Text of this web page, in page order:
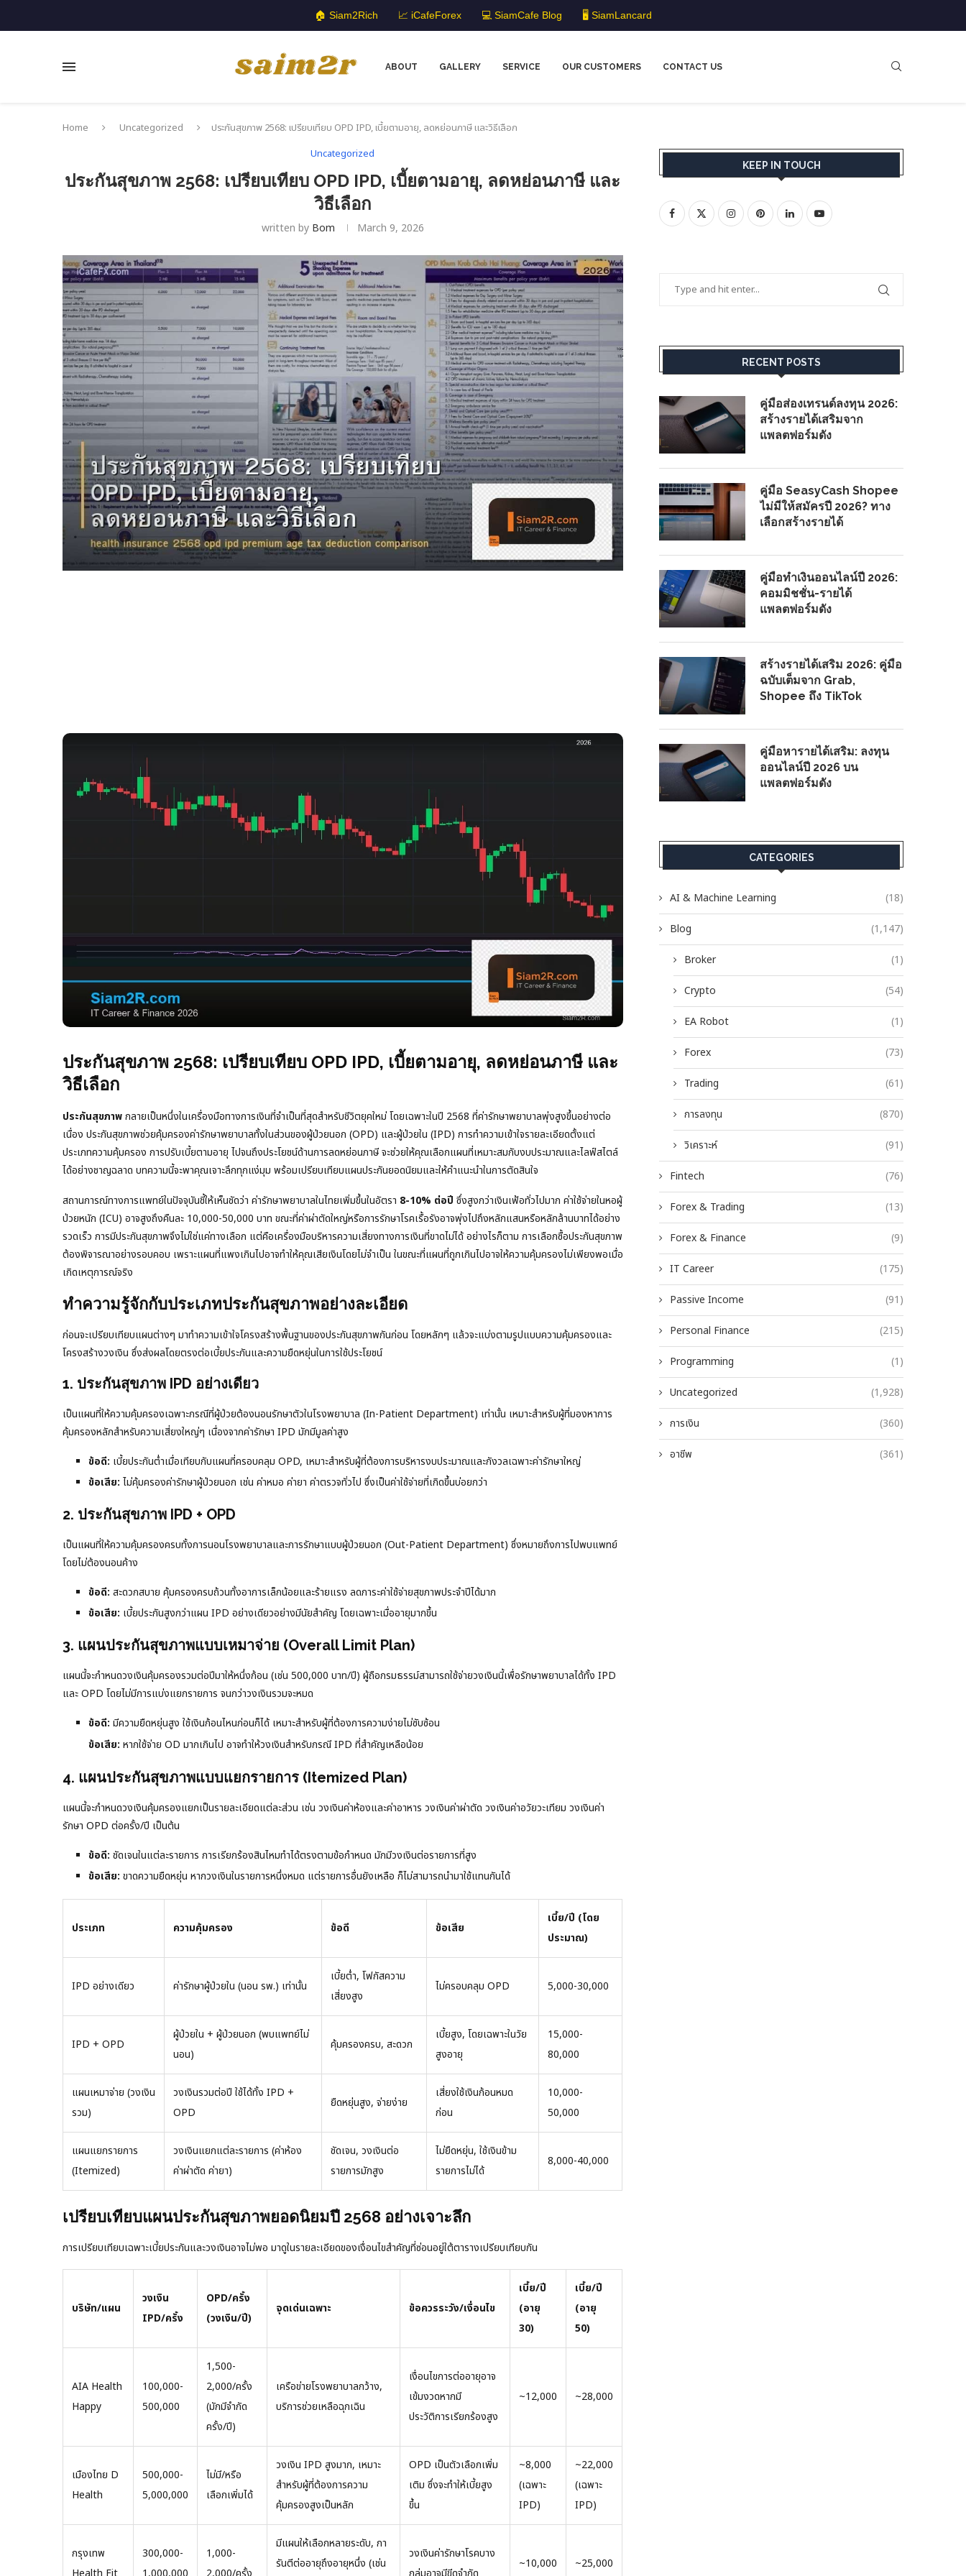
🏠 Siam2Rich 📈 iCafeForex 💻 SiamCafe Blog 🖥️ SiamLancard
ABOUT GALLERY SERVICE OUR CUSTOMERS CONTACT US
Home Uncategorized
ประกันสุขภาพ 2568: เปรียบเทียบ OPD IPD, เบี้ยตามอายุ, ลดหย่อนภาษี และวิธีเลือก
Uncategorized
ประกันสุขภาพ 2568: เปรียบเทียบ OPD IPD, เบี้ยตามอายุ, ลดหย่อนภาษี และ
วิธีเลือก
written by Bom March 9, 2026
ประกันสุขภาพ 2568: เปรียบเทียบ OPD IPD, เบี้ยตามอายุ, ลดหย่อนภาษี และ
วิธีเลือก
ประกันสุขภาพกลายเป็นหนึ่งในเครื่องมือทางการเงินที่จำเป็นที่สุดสำหรับชีวิตยุคใหม่ โดยเฉพาะในปี 2568 ที่ค่ารักษาพยาบาลพุ่งสูงขึ้นอย่างต่อ
เนื่อง ประกันสุขภาพช่วยคุ้มครองค่ารักษาพยาบาลทั้งในส่วนของผู้ป่วยนอก (OPD) และผู้ป่วยใน (IPD) การทำความเข้าใจรายละเอียดตั้งแต่
ประเภทความคุ้มครอง การปรับเบี้ยตามอายุ ไปจนถึงประโยชน์ด้านการลดหย่อนภาษี จะช่วยให้คุณเลือกแผนที่เหมาะสมกับงบประมาณและไลฟ์สไตล์
ได้อย่างชาญฉลาด บทความนี้จะพาคุณเจาะลึกทุกแง่มุม พร้อมเปรียบเทียบแผนประกันยอดนิยมและให้คำแนะนำในการตัดสินใจ
สถานการณ์ทางการแพทย์ในปัจจุบันชี้ให้เห็นชัดว่า ค่ารักษาพยาบาลในไทยเพิ่มขึ้นในอัตรา 8-10% ต่อปี ซึ่งสูงกว่าเงินเฟ้อทั่วไปมาก ค่าใช้จ่ายในหอผู้
ป่วยหนัก (ICU) อาจสูงถึงคืนละ 10,000-50,000 บาท ขณะที่ค่าผ่าตัดใหญ่หรือการรักษาโรคเรื้อรังอาจพุ่งไปถึงหลักแสนหรือหลักล้านบาทได้อย่าง
รวดเร็ว การมีประกันสุขภาพจึงไม่ใช่แค่ทางเลือก แต่คือเครื่องมือบริหารความเสี่ยงทางการเงินที่ขาดไม่ได้ อย่างไรก็ตาม การเลือกซื้อประกันสุขภาพ
ต้องพิจารณาอย่างรอบคอบ เพราะแผนที่แพงเกินไปอาจทำให้คุณเสียเงินโดยไม่จำเป็น ในขณะที่แผนที่ถูกเกินไปอาจให้ความคุ้มครองไม่เพียงพอเมื่อ
เกิดเหตุการณ์จริง
ทำความรู้จักกับประเภทประกันสุขภาพอย่างละเอียด
ก่อนจะเปรียบเทียบแผนต่างๆ มาทำความเข้าใจโครงสร้างพื้นฐานของประกันสุขภาพกันก่อน โดยหลักๆ แล้วจะแบ่งตามรูปแบบความคุ้มครองและ
โครงสร้างวงเงิน ซึ่งส่งผลโดยตรงต่อเบี้ยประกันและความยืดหยุ่นในการใช้ประโยชน์
1. ประกันสุขภาพ IPD อย่างเดียว
เป็นแผนที่ให้ความคุ้มครองเฉพาะกรณีที่ผู้ป่วยต้องนอนรักษาตัวในโรงพยาบาล (In-Patient Department) เท่านั้น เหมาะสำหรับผู้ที่มองหาการ
คุ้มครองหลักสำหรับความเสี่ยงใหญ่ๆ เนื่องจากค่ารักษา IPD มักมีมูลค่าสูง
ข้อดี: เบี้ยประกันต่ำเมื่อเทียบกับแผนที่ครอบคลุม OPD, เหมาะสำหรับผู้ที่ต้องการบริหารงบประมาณและกังวลเฉพาะค่ารักษาใหญ่
ข้อเสีย: ไม่คุ้มครองค่ารักษาผู้ป่วยนอก เช่น ค่าหมอ ค่ายา ค่าตรวจทั่วไป ซึ่งเป็นค่าใช้จ่ายที่เกิดขึ้นบ่อยกว่า
2. ประกันสุขภาพ IPD + OPD
เป็นแผนที่ให้ความคุ้มครองครบทั้งการนอนโรงพยาบาลและการรักษาแบบผู้ป่วยนอก (Out-Patient Department) ซึ่งหมายถึงการไปพบแพทย์
โดยไม่ต้องนอนค้าง
ข้อดี: สะดวกสบาย คุ้มครองครบถ้วนทั้งอาการเล็กน้อยและร้ายแรง ลดภาระค่าใช้จ่ายสุขภาพประจำปีได้มาก
ข้อเสีย: เบี้ยประกันสูงกว่าแผน IPD อย่างเดียวอย่างมีนัยสำคัญ โดยเฉพาะเมื่ออายุมากขึ้น
3. แผนประกันสุขภาพแบบเหมาจ่าย (Overall Limit Plan)
แผนนี้จะกำหนดวงเงินคุ้มครองรวมต่อปีมาให้หนึ่งก้อน (เช่น 500,000 บาท/ปี) ผู้ถือกรมธรรม์สามารถใช้จ่ายวงเงินนี้เพื่อรักษาพยาบาลได้ทั้ง IPD
และ OPD โดยไม่มีการแบ่งแยกรายการ จนกว่าวงเงินรวมจะหมด
ข้อดี: มีความยืดหยุ่นสูง ใช้เงินก้อนไหนก่อนก็ได้ เหมาะสำหรับผู้ที่ต้องการความง่ายไม่ซับซ้อน
ข้อเสีย: หากใช้จ่าย OD มากเกินไป อาจทำให้วงเงินสำหรับกรณี IPD ที่สำคัญเหลือน้อย
4. แผนประกันสุขภาพแบบแยกรายการ (Itemized Plan)
แผนนี้จะกำหนดวงเงินคุ้มครองแยกเป็นรายละเอียดแต่ละส่วน เช่น วงเงินค่าห้องและค่าอาหาร วงเงินค่าผ่าตัด วงเงินค่าอวัยวะเทียม วงเงินค่า
รักษา OPD ต่อครั้ง/ปี เป็นต้น
ข้อดี: ชัดเจนในแต่ละรายการ การเรียกร้องสินไหมทำได้ตรงตามข้อกำหนด มักมีวงเงินต่อรายการที่สูง
ข้อเสีย: ขาดความยืดหยุ่น หากวงเงินในรายการหนึ่งหมด แต่รายการอื่นยังเหลือ ก็ไม่สามารถนำมาใช้แทนกันได้
ประเภท ความคุ้มครอง ข้อดี ข้อเสีย
เบี้ย/ปี (โดย
ประมาณ)
IPD อย่างเดียว ค่ารักษาผู้ป่วยใน (นอน รพ.) เท่านั้น
เบี้ยต่ำ, โฟกัสความ
เสี่ยงสูง
ไม่ครอบคลุม OPD 5,000-30,000
IPD + OPD
ผู้ป่วยใน + ผู้ป่วยนอก (พบแพทย์ไม่
นอน)
คุ้มครองครบ, สะดวก
เบี้ยสูง, โดยเฉพาะในวัย
สูงอายุ
15,000-
80,000
แผนเหมาจ่าย (วงเงิน
รวม)
วงเงินรวมต่อปี ใช้ได้ทั้ง IPD +
OPD
ยืดหยุ่นสูง, จ่ายง่าย
เสี่ยงใช้เงินก้อนหมด
ก่อน
10,000-
50,000
แผนแยกรายการ
(Itemized)
วงเงินแยกแต่ละรายการ (ค่าห้อง
ค่าผ่าตัด ค่ายา)
ชัดเจน, วงเงินต่อ
รายการมักสูง
ไม่ยืดหยุ่น, ใช้เงินข้าม
รายการไม่ได้
8,000-40,000
เปรียบเทียบแผนประกันสุขภาพยอดนิยมปี 2568 อย่างเจาะลึก
การเปรียบเทียบเฉพาะเบี้ยประกันและวงเงินอาจไม่พอ มาดูในรายละเอียดของเงื่อนไขสำคัญที่ซ่อนอยู่ใต้ตารางเปรียบเทียบกัน
บริษัท/แผน
วงเงิน
IPD/ครั้ง
OPD/ครั้ง
(วงเงิน/ปี)
จุดเด่นเฉพาะ ข้อควรระวัง/เงื่อนไข
เบี้ย/ปี
(อายุ
30)
เบี้ย/ปี
(อายุ
50)
AIA Health
Happy
100,000-
500,000
1,500-
2,000/ครั้ง
(มักมีจำกัด
ครั้ง/ปี)
เครือข่ายโรงพยาบาลกว้าง,
บริการช่วยเหลือฉุกเฉิน
เงื่อนไขการต่ออายุอาจ
เข้มงวดหากมี
ประวัติการเรียกร้องสูง
~12,000 ~28,000
เมืองไทย D
Health
500,000-
5,000,000
ไม่มี/หรือ
เลือกเพิ่มได้
วงเงิน IPD สูงมาก, เหมาะ
สำหรับผู้ที่ต้องการความ
คุ้มครองสูงเป็นหลัก
OPD เป็นตัวเลือกเพิ่ม
เติม ซึ่งจะทำให้เบี้ยสูง
ขึ้น
~8,000
(เฉพาะ
IPD)
~22,000
(เฉพาะ
IPD)
กรุงเทพ
300,000-
1,000-
มีแผนให้เลือกหลายระดับ, กา
รันตีต่ออายุถึงอายุหนึ่ง (เช่น
วงเงินค่ารักษาโรคบาง
~10,000 ~25,000
KEEP IN TOUCH
RECENT POSTS
คู่มือส่องเทรนด์ลงทุน 2026:
สร้างรายได้เสริมจาก
แพลตฟอร์มดัง
คู่มือ SeasyCash Shopee
ไม่มีให้สมัครปี 2026? ทาง
เลือกสร้างรายได้
คู่มือทำเงินออนไลน์ปี 2026:
คอมมิชชั่น-รายได้
แพลตฟอร์มดัง
สร้างรายได้เสริม 2026: คู่มือ
ฉบับเต็มจาก Grab,
Shopee ถึง TikTok
คู่มือหารายได้เสริม: ลงทุน
ออนไลน์ปี 2026 บน
แพลตฟอร์มดัง
CATEGORIES
AI & Machine Learning (18)
Blog (1,147)
Broker (1)
Crypto (54)
EA Robot (1)
Forex (73)
Trading (61)
การลงทุน (870)
วิเคราะห์ (91)
Fintech (76)
Forex & Trading (13)
Forex & Finance (9)
IT Career (175)
Passive Income (91)
Personal Finance (215)
Programming (1)
Uncategorized (1,928)
การเงิน (360)
อาชีพ (361)